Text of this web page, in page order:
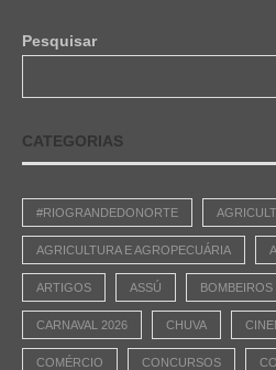
Pesquisar
CATEGORIAS
#RIOGRANDEDONORTE
AGRICULTURA E AGROPECUÁRIA
ARTIGOS ASSÚ BOMBEIROS
CARNAVAL 2026 CHUVA
COMÉRCIO CONCURSOS